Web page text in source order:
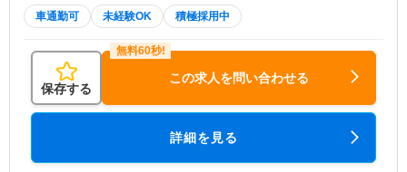
車通勤可 未経験OK 積極採用中
保存する
この求人を問い合わせる
詳細を見る